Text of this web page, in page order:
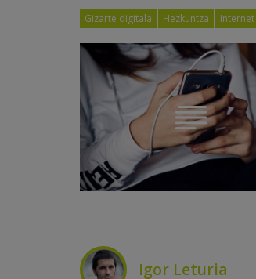
Gizarte digitala Hezkuntza Internet
Igor Leturia